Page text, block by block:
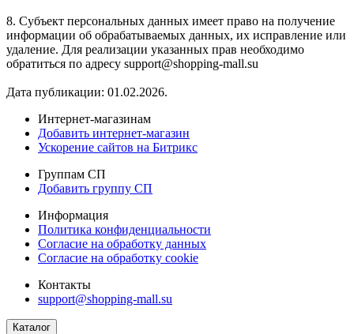
8. Субъект персональных данных имеет право на получение
информации об обрабатываемых данных, их исправление или
удаление. Для реализации указанных прав необходимо
обратиться по адресу support@shopping-mall.su
Дата публикации: 01.02.2026.
Интернет-магазинам
Добавить интернет-магазин
Ускорение сайтов на Битрикс
Группам СП
Добавить группу СП
Информация
Политика конфиденциальности
Согласие на обработку данных
Согласие на обработку cookie
Контакты
support@shopping-mall.su
Каталог